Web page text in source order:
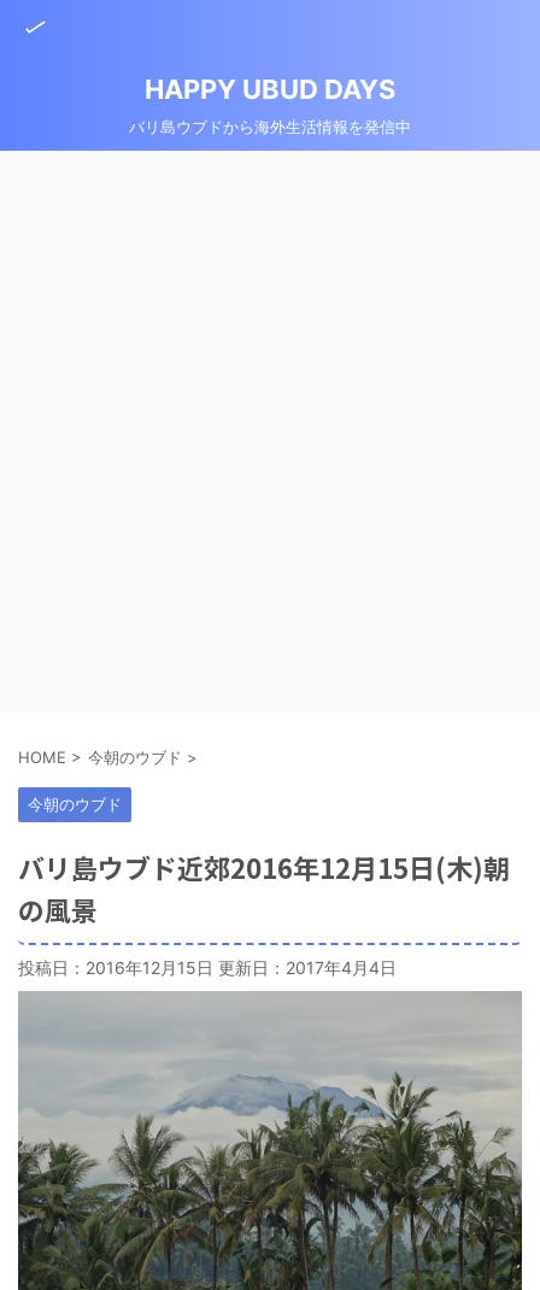
HAPPY UBUD DAYS
バリ島ウブドから海外生活情報を発信中
HOME > 今朝のウブド >
今朝のウブド
バリ島ウブド近郊2016年12月15日(木)朝
の風景
投稿日：2016年12月15日 更新日： 2017年4月4日